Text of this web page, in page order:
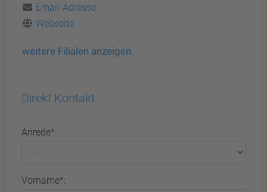
Email-Adresse
Webseite
weitere Filialen anzeigen
Direkt Kontakt
Anrede*:
Vorname*: